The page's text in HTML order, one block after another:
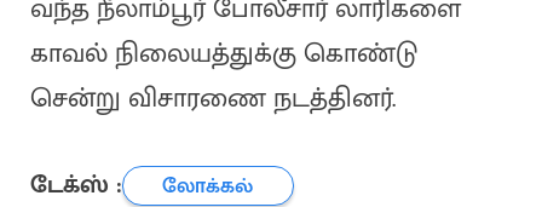
வந்த நீலாம்பூர் போலீசார் லாரிகளை
காவல் நிலையத்துக்கு கொண்டு
சென்று விசாரணை நடத்தினர்.
டேக்ஸ் :
லோக்கல்